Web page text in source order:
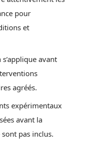
pour
et
avant
agréés.
expérimentaux
avant la
pas inclus.